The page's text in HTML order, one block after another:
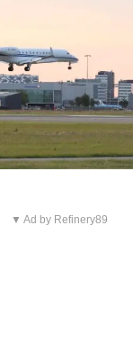
▼ Ad by Refinery89